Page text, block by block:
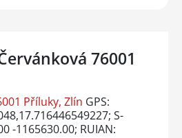
76001
Příluky, Zlín GPS:
S-
-1165630.00; RUIAN: